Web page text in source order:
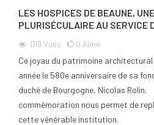
LES HOSPICES DE BEAUNE,
PLURISÉCULAIRE AU SERVICE
1119 Vues 0 Aimé
Ce joyau du patrimoine
année le 580e anniversaire de sa
duché de Bourgogne, Nicolas
commémoration nous permet de
cette vénérable institution.